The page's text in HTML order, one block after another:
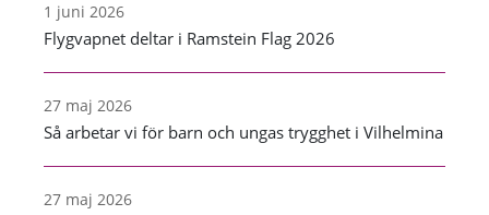
1 juni 2026
Flygvapnet deltar i Ramstein Flag 2026
27 maj 2026
Så arbetar vi för barn och ungas trygghet i Vilhelmina
27 maj 2026